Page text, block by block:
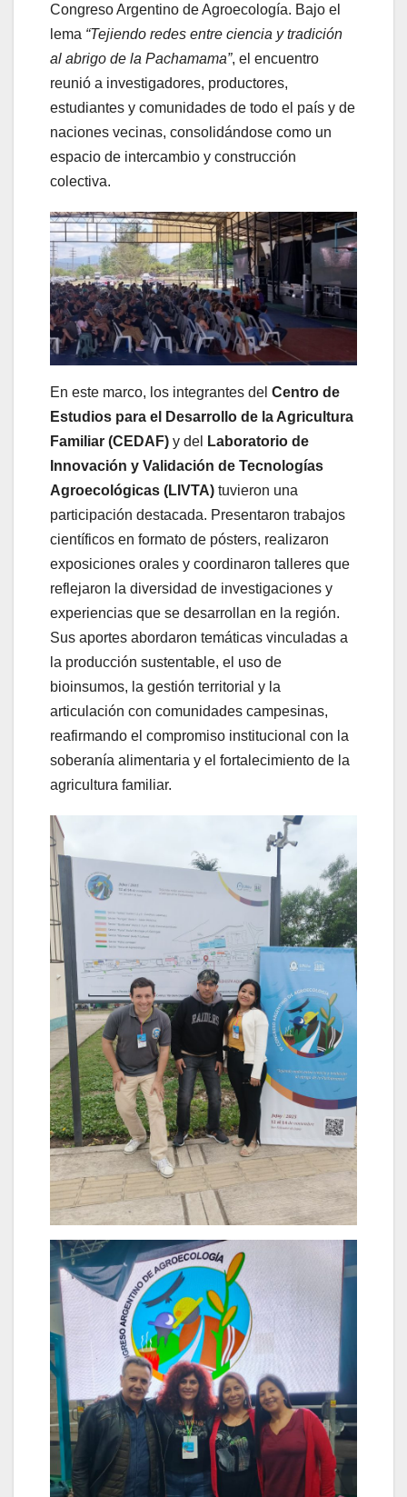
Congreso Argentino de Agroecología. Bajo el
lema “Tejiendo redes entre ciencia y tradición
al abrigo de la Pachamama”, el encuentro
reunió a investigadores, productores,
estudiantes y comunidades de todo el país y de
naciones vecinas, consolidándose como un
espacio de intercambio y construcción
colectiva.
En este marco, los integrantes del Centro de
Estudios para el Desarrollo de la Agricultura
Familiar (CEDAF) y del
Laboratorio de
Innovación y Validación de Tecnologías
Agroecológicas (LIVTA) tuvieron una
participación destacada. Presentaron trabajos
científicos en formato de pósters, realizaron
exposiciones orales y coordinaron talleres que
reflejaron la diversidad de investigaciones y
experiencias que se desarrollan en la región.
Sus aportes abordaron temáticas vinculadas a
la producción sustentable, el uso de
bioinsumos, la gestión territorial y la
articulación con comunidades campesinas,
reafirmando el compromiso institucional con la
soberanía alimentaria y el fortalecimiento de la
agricultura familiar.